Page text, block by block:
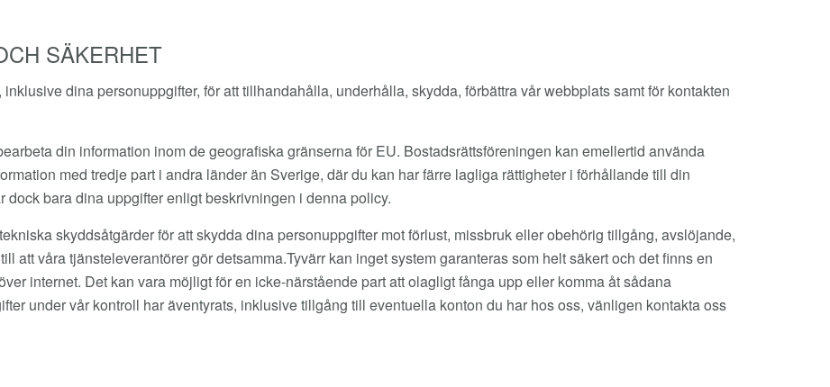
SÄKERHET
dina personuppgifter, för att tillhandahålla, underhålla, skydda, förbättra vår webbplats samt för kontakten
din information inom de geografiska gränserna för EU. Bostadsrättsföreningen kan emellertid använda
med tredje part i andra länder än Sverige, där du kan har färre lagliga rättigheter i förhållande till din
bara dina uppgifter enligt beskrivningen i denna policy.
skyddsåtgärder för att skydda dina personuppgifter mot förlust, missbruk eller obehörig tillgång, avslöjande,
att våra tjänsteleverantörer gör detsamma.Tyvärr kan inget system garanteras som helt säkert och det finns en
internet. Det kan vara möjligt för en icke-närstående part att olagligt fånga upp eller komma åt sådana
under vår kontroll har äventyrats, inklusive tillgång till eventuella konton du har hos oss, vänligen kontakta oss